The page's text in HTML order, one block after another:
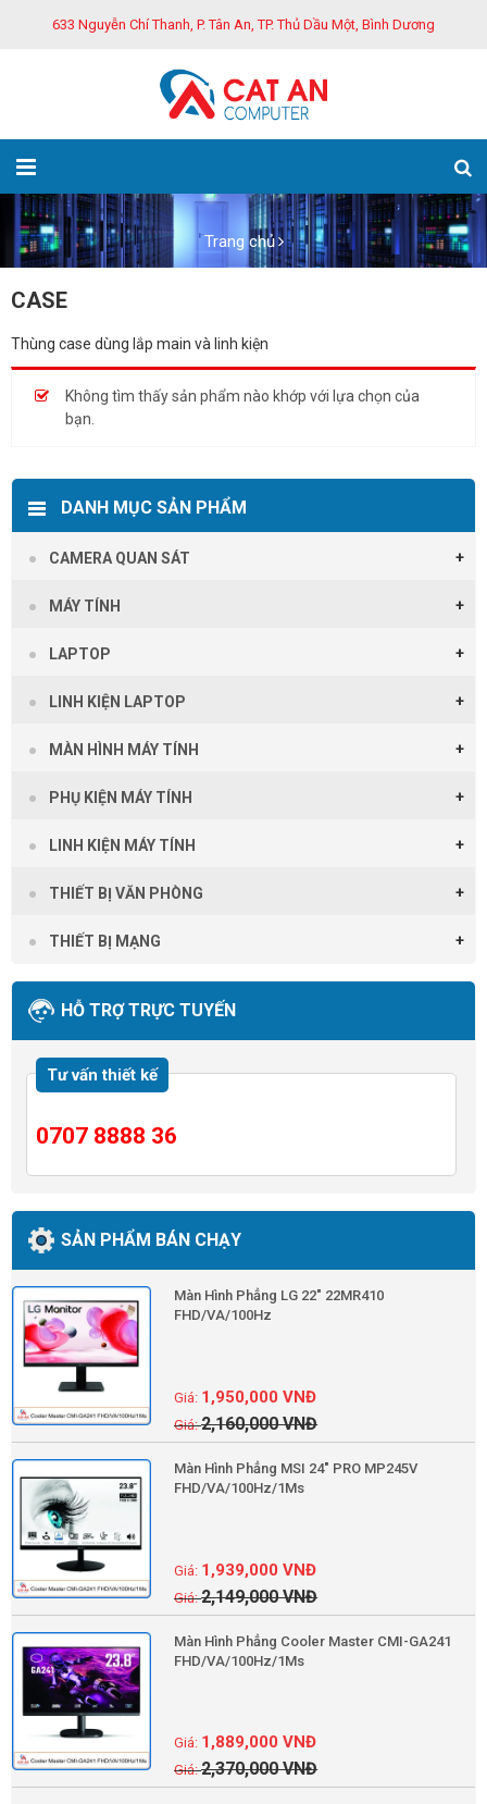
633 Nguyễn Chí Thanh, P. Tân An, TP. Thủ Dầu Một, Bình Dương
Trang chủ
CASE
Thùng case dùng lắp main và linh kiện
Không tìm thấy sản phẩm nào khớp với lựa chọn của
bạn.
DANH MỤC SẢN PHẨM
CAMERA QUAN SÁT
MÁY TÍNH
LAPTOP
LINH KIỆN LAPTOP
MÀN HÌNH MÁY TÍNH
PHỤ KIỆN MÁY TÍNH
LINH KIỆN MÁY TÍNH
THIẾT BỊ VĂN PHÒNG
THIẾT BỊ MẠNG
HỖ TRỢ TRỰC TUYẾN
Tư vấn thiết kế
0707 8888 36
SẢN PHẨM BÁN CHẠY
Màn Hình Phẳng LG 22" 22MR410
FHD/VA/100Hz
2,160,000VNĐ
1,950,000VNĐ
Màn Hình Phẳng MSI 24" PRO MP245V
FHD/VA/100Hz/1Ms
2,149,000VNĐ
1,939,000VNĐ
Màn Hình Phẳng Cooler Master CMI-GA241
FHD/VA/100Hz/1Ms
2,370,000VNĐ
1,889,000VNĐ